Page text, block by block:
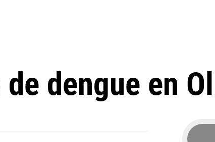
dengue en